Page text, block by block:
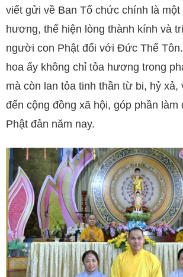
viết gửi về Ban Tổ chức chính là một
hương, thể hiện lòng thành kính và
người con Phật đối với Đức Thế
hoa ấy không chỉ tỏa hương trong
mà còn lan tỏa tinh thần từ bi, hỷ xả,
đến cộng đồng xã hội, góp phần làm
Phật đản năm nay.